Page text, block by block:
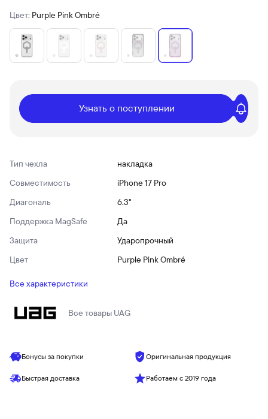
Цвет: Purple Pink Ombré
Узнать о поступлении
Тип чехла
накладка
Совместимость
iPhone 17 Pro
Диагональ
6.3"
Поддержка MagSafe
Да
Защита
Ударопрочный
Цвет
Purple Pink Ombré
Все характеристики
Все товары UAG
Бонусы за покупки Оригинальная продукция
Быстрая доставка Работаем с 2019 года